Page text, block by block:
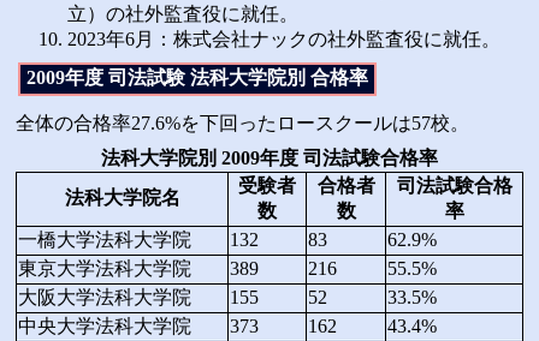
立）の社外監査役に就任。
2023年6月：株式会社ナックの社外監査役に就任。
2009年度 司法試験 法科大学院別 合格率
全体の合格率27.6%を下回ったロースクールは57校。
法科大学院別 2009年度 司法試験合格率
法科大学院名
受験者
数
合格者
数
司法試験合格
率
一橋大学法科大学院
132 83
62.9%
東京大学法科大学院
389 216
55.5%
大阪大学法科大学院
155 52
33.5%
中央大学法科大学院
373 162
43.4%